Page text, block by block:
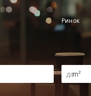
Ринок
m²